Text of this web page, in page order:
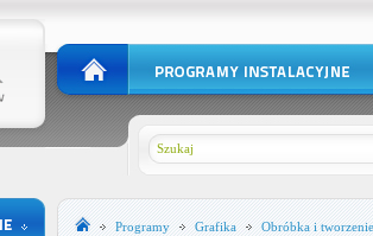
Programy Grafika Obróbka i